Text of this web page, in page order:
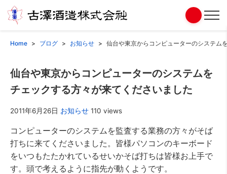
Home ブログ お知らせ 仙台や東京からコンピューターのシステム
仙台や東京からコンピューターのシステムを
チェックする方々が来てくださいました
2011年6月26日 お知らせ 110 views
コンピューターのシステムを監査する業務の方々がそば
打ちに来てくださいました。皆様パソコンのキーボード
をいつもたたかれているせいかそば打ちは皆様お上手で
す。頭で考えるように指先が動くようです。